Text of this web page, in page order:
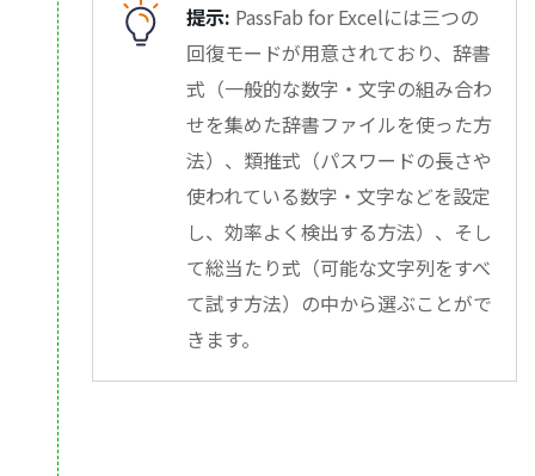
提示: PassFab for Excelには三つの
回復モードが用意されており、辞書
式（一般的な数字・文字の組み合わ
せを集めた辞書ファイルを使った方
法）、類推式（パスワードの長さや
使われている数字・文字などを設定
し、効率よく検出する方法）、そし
て総当たり式（可能な文字列をすべ
て試す方法）の中から選ぶことがで
きます。